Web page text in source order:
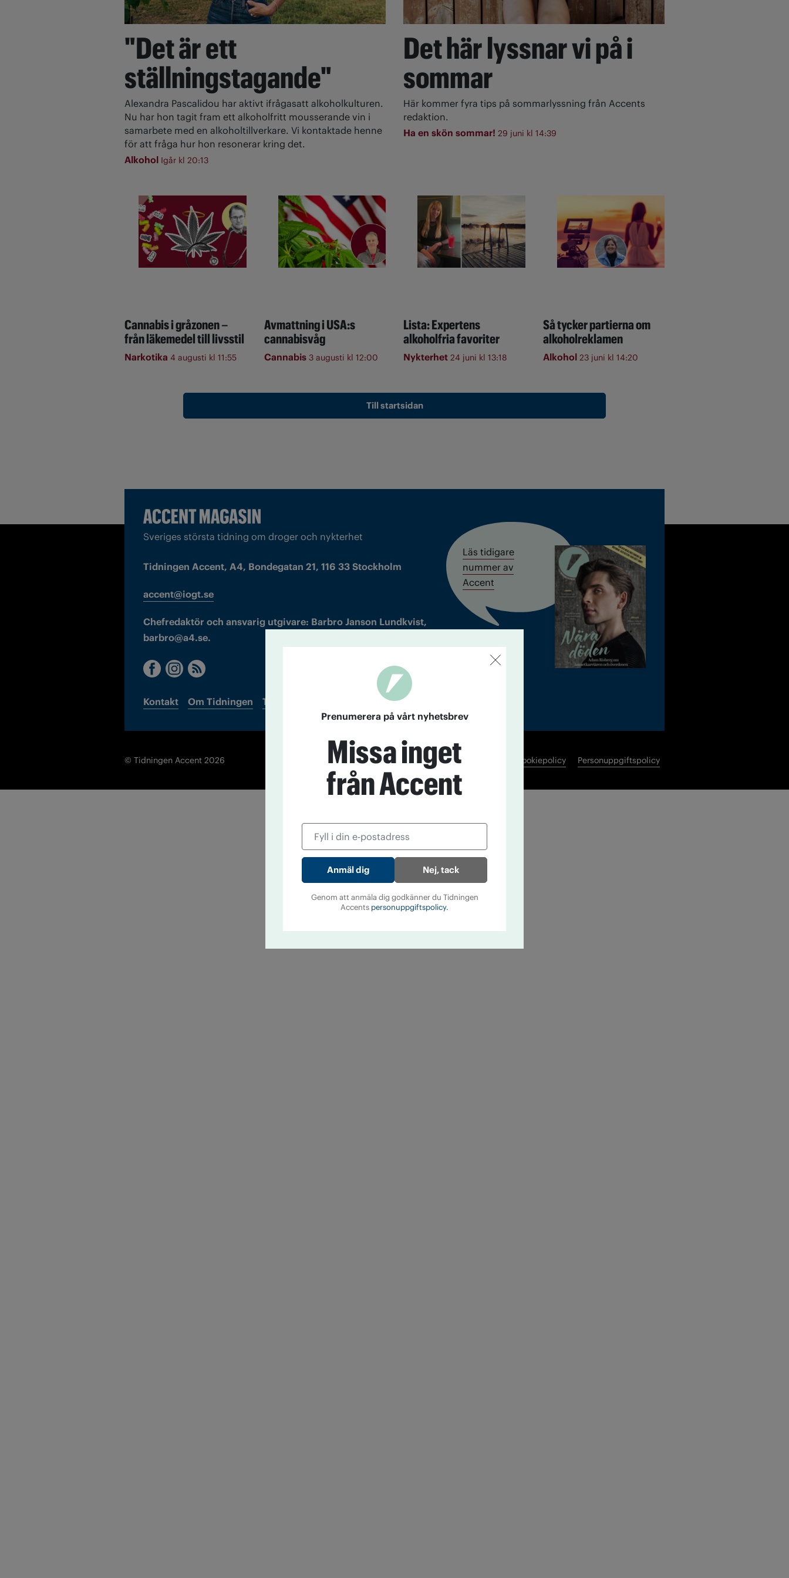
"Det är ett
ställningstagande"
Alexandra Pascalidou har aktivt ifrågasatt alkoholkulturen.
Nu har hon tagit fram ett alkoholfritt mousserande vin i
samarbete med en alkoholtillverkare. Vi kontaktade henne
för att fråga hur hon resonerar kring det.
Alkohol Igår kl 20:13
Cannabis i gråzonen –
från läkemedel till livsstil
Narkotika 4 augusti kl 11:55
Avmattning i USA:s
cannabisvåg
Cannabis 3 augusti kl 12:00
Det här lyssnar vi på i
sommar
Här kommer fyra tips på sommarlyssning från Accents
redaktion.
Ha en skön sommar! 29 juni kl 14:39
Lista: Expertens
alkoholfria favoriter
Nykterhet 24 juni kl 13:18
Så tycker partierna om
alkoholreklamen
Alkohol 23 juni kl 14:20
Till startsidan
Sveriges största tidning om droger och nykterhet
Tidningen Accent, A4, Bondegatan 21, 116 33 Stockholm
accent@iogt.se
Chefredaktör och ansvarig utgivare: Barbro Janson Lundkvist,
barbro@a4.se.
Kontakt Om Tidningen Tidningsarkiv
Läs tidigare
nummer av
Accent
© Tidningen Accent 2026 Cookiepolicy Personuppgiftspolicy
Prenumerera på vårt nyhetsbrev
Missa inget
från Accent
Nej, tack
Genom att anmäla dig godkänner du Tidningen
Accents personuppgiftspolicy.